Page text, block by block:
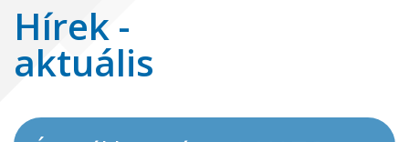
Hírek -
aktuális